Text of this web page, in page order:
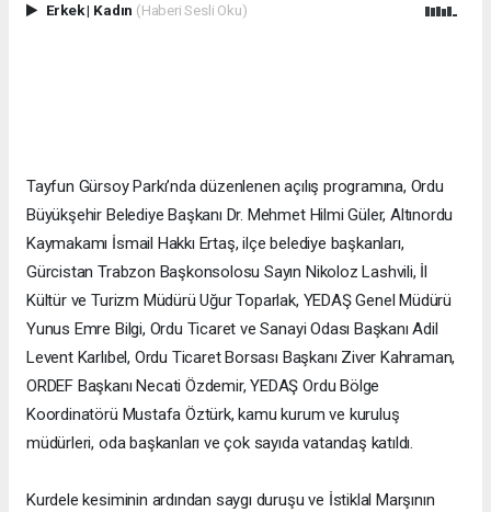
Erkek| Kadın (Haberi Sesli Oku)
Tayfun Gürsoy Parkı’nda düzenlenen açılış programına, Ordu
Büyükşehir Belediye Başkanı Dr. Mehmet Hilmi Güler, Altınordu
Kaymakamı İsmail Hakkı Ertaş, ilçe belediye başkanları,
Gürcistan Trabzon Başkonsolosu Sayın Nikoloz Lashvili, İl
Kültür ve Turizm Müdürü Uğur Toparlak, YEDAŞ Genel Müdürü
Yunus Emre Bilgi, Ordu Ticaret ve Sanayi Odası Başkanı Adil
Levent Karlıbel, Ordu Ticaret Borsası Başkanı Ziver Kahraman,
ORDEF Başkanı Necati Özdemir, YEDAŞ Ordu Bölge
Koordinatörü Mustafa Öztürk, kamu kurum ve kuruluş
müdürleri, oda başkanları ve çok sayıda vatandaş katıldı.
Kurdele kesiminin ardından saygı duruşu ve İstiklal Marşının